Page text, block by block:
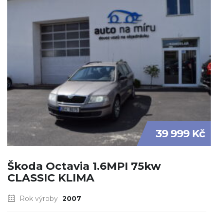
39 999 Kč
Škoda Octavia 1.6MPI 75kw
CLASSIC KLIMA
Rok výroby 2007